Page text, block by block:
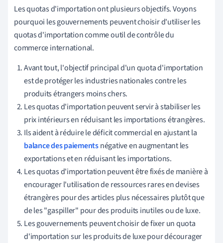
Les quotas d'importation ont plusieurs objectifs. Voyons
pourquoi les gouvernements peuvent choisir d'utiliser les
quotas d'importation comme outil de contrôle du
commerce international.
Avant tout, l'objectif principal d'un quota d'importation
est de protéger les industries nationales contre les
produits étrangers moins chers.
Les quotas d'importation peuvent servir à stabiliser les
prix intérieurs en réduisant les importations étrangères.
Ils aident à réduire le déficit commercial en ajustant la
balance des paiementsnégative en augmentant les
exportations et en réduisant les importations.
Les quotas d'importation peuvent être fixés de manière à
encourager l'utilisation de ressources rares en devises
étrangères pour des articles plus nécessaires plutôt que
de les "gaspiller" pour des produits inutiles ou de luxe.
Les gouvernements peuvent choisir de fixer un quota
d'importation sur les produits de luxe pour décourager